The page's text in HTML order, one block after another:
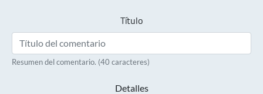
Título
Resumen del comentario. (40 caracteres)
Detalles